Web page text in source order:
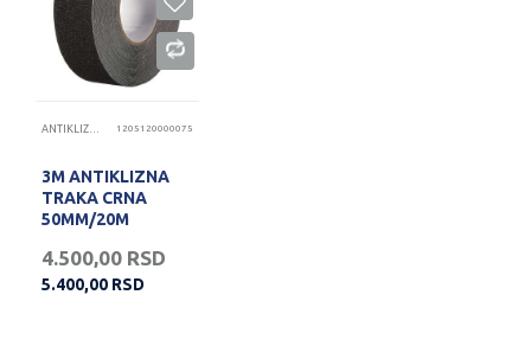
1205120000075
3M ANTIKLIZNA
TRAKA CRNA
50MM/20M
4.500,00 RSD
5.400,00 RSD